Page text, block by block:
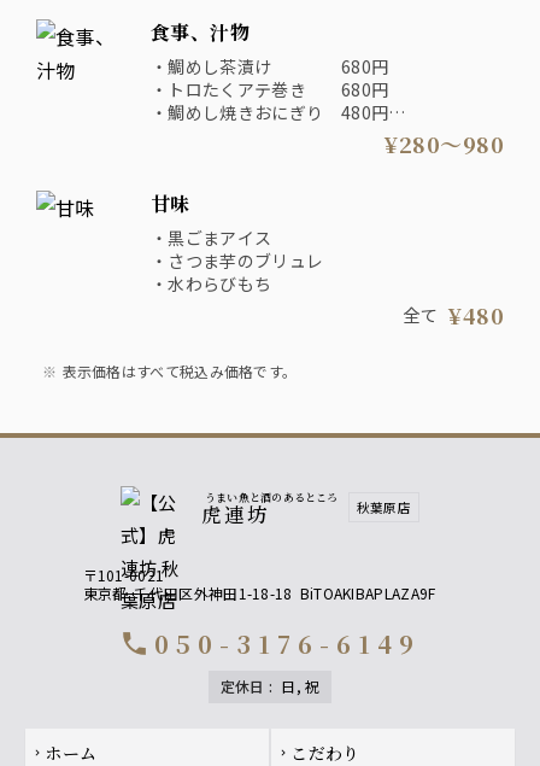
熟酒とオススメ
・牛ホルモン大蒜揚げ
・クリームチーズたまり醤油漬け
・鶏もも醤油唐揚げ 780
・オマール海老クリームコロッケ 880
食事、汁物
・鯛めし茶漬け 680円
・トロたくアテ巻き 680円
・鯛めし焼きおにぎり 480円
・牡蠣醤油焼きそば 980円
・妻有そば 780円¥280〜980
甘味
・黒ごまアイス
・さつま芋のブリュレ
・水わらびもち
全て ¥480
表示価格はすべて税込み価格です。
うまい魚と酒のあるところ
虎連坊 秋葉原店
〒101-0021
東京都 千代田区外神田1-18-18 BiTOAKIBAPLAZA9F
call 050-3176-6149
定休日 : 日, 祝
Footer navigation
chevron_right ホーム chevron_right こだわり